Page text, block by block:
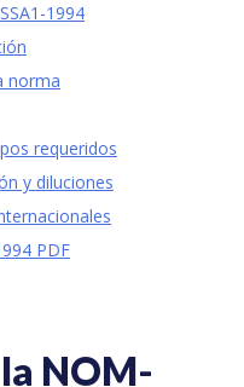
1994
norma
requeridos
y diluciones
PDF
NOM-